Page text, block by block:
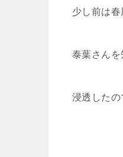
少し前は
泰葉さん
浸透したの